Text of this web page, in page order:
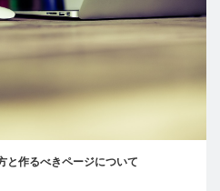
作るべきページについて